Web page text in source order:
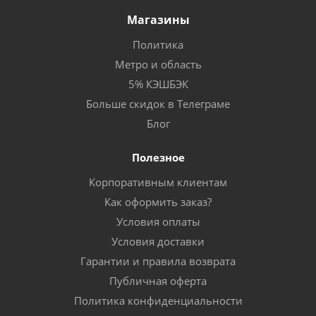
Магазины
Политика
Метро и область
5% КЭШБЭК
Больше скидок в Телеграме
Блог
Полезное
Корпоративным клиентам
Как оформить заказ?
Условия оплаты
Условия доставки
Гарантии и правила возврата
Публичная оферта
Политика конфиденциальности